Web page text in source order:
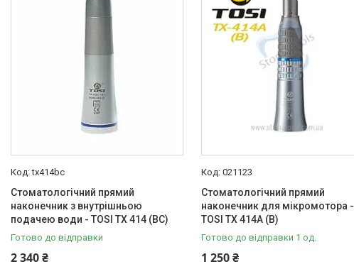
Каталог товарів
Доставка та оплата
Відгуки наших покупців
Популярні запитання
tx414bc
Стоматологічний прямий
наконечник з внутрішньою
подачею води - TOSI TX 414 (BC)
Готово до відправки
2 340 ₴
021123
Стоматологічний прямий
наконечник для мікромотора -
TOSI TX 414A (B)
Готово до відправки 1 од.
1 250 ₴